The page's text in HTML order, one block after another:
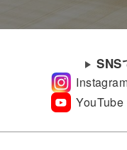
SNS
YouTube